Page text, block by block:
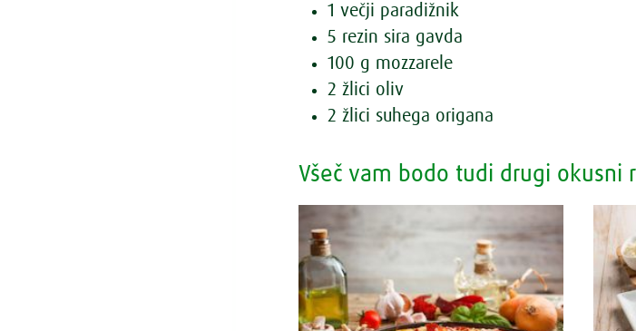
1 večji paradižnik
5 rezin sira gavda
100 g mozzarele
2 žlici oliv
2 žlici suhega origana
Všeč vam bodo tudi drugi okusni